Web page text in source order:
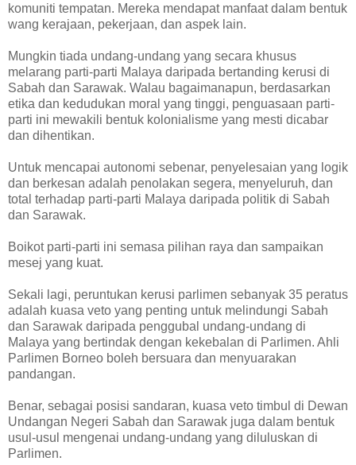
komuniti tempatan. Mereka mendapat manfaat dalam bentuk
wang kerajaan, pekerjaan, dan aspek lain.
Mungkin tiada undang-undang yang secara khusus
melarang parti-parti Malaya daripada bertanding kerusi di
Sabah dan Sarawak. Walau bagaimanapun, berdasarkan
etika dan kedudukan moral yang tinggi, penguasaan parti-
parti ini mewakili bentuk kolonialisme yang mesti dicabar
dan dihentikan.
Untuk mencapai autonomi sebenar, penyelesaian yang logik
dan berkesan adalah penolakan segera, menyeluruh, dan
total terhadap parti-parti Malaya daripada politik di Sabah
dan Sarawak.
Boikot parti-parti ini semasa pilihan raya dan sampaikan
mesej yang kuat.
Sekali lagi, peruntukan kerusi parlimen sebanyak 35 peratus
adalah kuasa veto yang penting untuk melindungi Sabah
dan Sarawak daripada penggubal undang-undang di
Malaya yang bertindak dengan kekebalan di Parlimen. Ahli
Parlimen Borneo boleh bersuara dan menyuarakan
pandangan.
Benar, sebagai posisi sandaran, kuasa veto timbul di Dewan
Undangan Negeri Sabah dan Sarawak juga dalam bentuk
usul-usul mengenai undang-undang yang diluluskan di
Parlimen.